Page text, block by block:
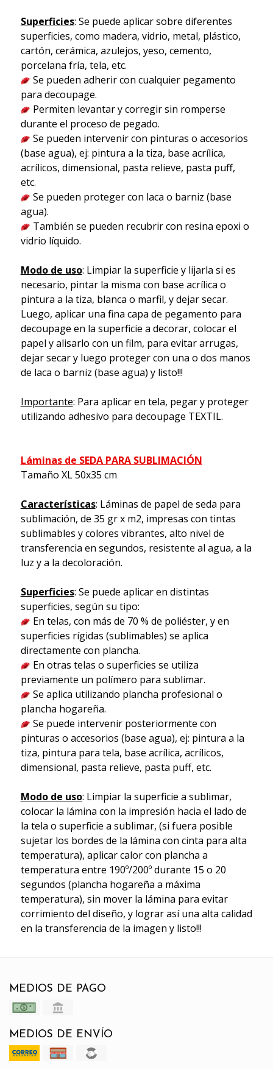
Superficies: Se puede aplicar sobre diferentes
superficies, como madera, vidrio, metal, plástico,
cartón, cerámica, azulejos, yeso, cemento,
porcelana fría, tela, etc.
Se pueden adherir con cualquier pegamento
para decoupage.
Permiten levantar y corregir sin romperse
durante el proceso de pegado.
Se pueden intervenir con pinturas o accesorios
(base agua), ej: pintura a la tiza, base acrílica,
acrílicos, dimensional, pasta relieve, pasta puff,
etc.
Se pueden proteger con laca o barniz (base
agua).
También se pueden recubrir con resina epoxi o
vidrio líquido.
Modo de uso: Limpiar la superficie y lijarla si es
necesario, pintar la misma con base acrílica o
pintura a la tiza, blanca o marfil, y dejar secar.
Luego, aplicar una fina capa de pegamento para
decoupage en la superficie a decorar, colocar el
papel y alisarlo con un film, para evitar arrugas,
dejar secar y luego proteger con una o dos manos
de laca o barniz (base agua) y listo!!!
Importante: Para aplicar en tela, pegar y proteger
utilizando adhesivo para decoupage TEXTIL.
Láminas de SEDA PARA SUBLIMACIÓN
Tamaño XL 50x35 cm
Características: Láminas de papel de seda para
sublimación, de 35 gr x m2, impresas con tintas
sublimables y colores vibrantes, alto nivel de
transferencia en segundos, resistente al agua, a la
luz y a la decoloración.
Superficies: Se puede aplicar en distintas
superficies, según su tipo:
En telas, con más de 70 % de poliéster, y en
superficies rígidas (sublimables) se aplica
directamente con plancha.
En otras telas o superficies se utiliza
previamente un polímero para sublimar.
Se aplica utilizando plancha profesional o
plancha hogareña.
Se puede intervenir posteriormente con
pinturas o accesorios (base agua), ej: pintura a la
tiza, pintura para tela, base acrílica, acrílicos,
dimensional, pasta relieve, pasta puff, etc.
Modo de uso: Limpiar la superficie a sublimar,
colocar la lámina con la impresión hacia el lado de
la tela o superficie a sublimar, (si fuera posible
sujetar los bordes de la lámina con cinta para alta
temperatura), aplicar calor con plancha a
temperatura entre 190º/200º durante 15 o 20
segundos (plancha hogareña a máxima
temperatura), sin mover la lámina para evitar
corrimiento del diseño, y lograr así una alta calidad
en la transferencia de la imagen y listo!!!
MEDIOS DE PAGO
MEDIOS DE ENVÍO